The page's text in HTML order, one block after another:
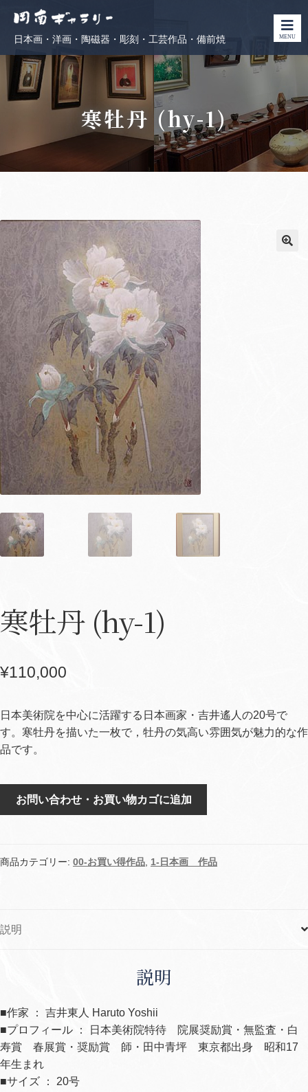
日本画・洋画・陶磁器・彫刻・工芸作品・備前焼 MENU
寒牡丹 (hy-1)
寒牡丹 (hy-1)
¥110,000
日本美術院を中心に活躍する日本画家・吉井遙人の20号で
す。寒牡丹を描いた一枚で，牡丹の気高い雰囲気が魅力的な作
品です。
1)
お問い合わせ・お買い物カゴに追加
商品カテゴリー: 00-お買い得作品 1-日本画 作品
説明
説明
■作家 ： 吉井東人 Haruto Yoshii
■プロフィール ： 日本美術院特待 院展奨励賞・無監査・白
寿賞 春展賞・奨励賞 師・田中青坪 東京都出身 昭和17
年生まれ
■サイズ ： 20号